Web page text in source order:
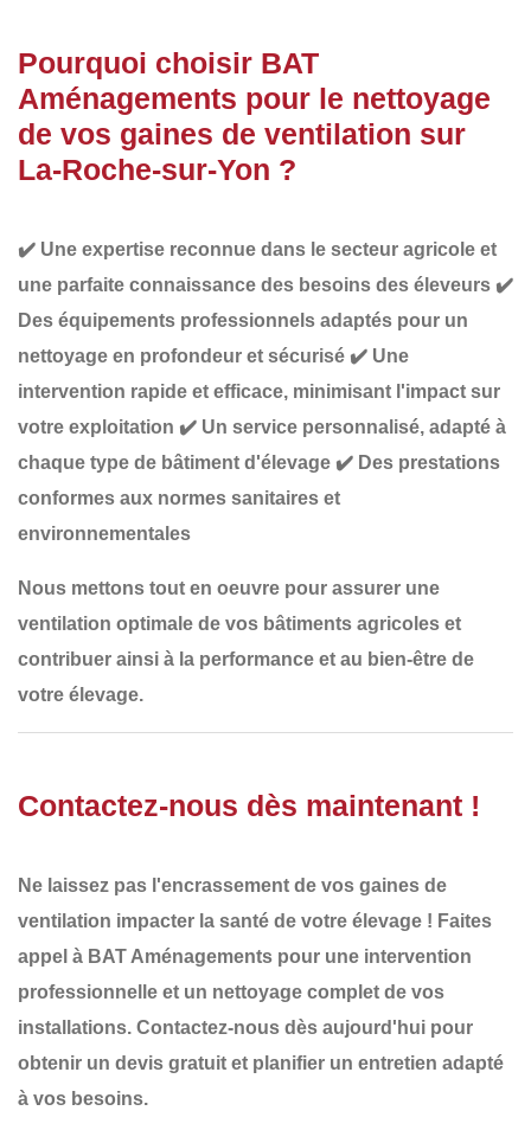
Pourquoi choisir BAT
Aménagements pour le nettoyage
de vos gaines de ventilation sur
La-Roche-sur-Yon ?
✔️ Une expertise reconnue dans le secteur agricole et
une parfaite connaissance des besoins des éleveurs ✔️
Des équipements professionnels adaptés pour un
nettoyage en profondeur et sécurisé ✔️ Une
intervention rapide et efficace, minimisant l'impact sur
votre exploitation ✔️ Un service personnalisé, adapté à
chaque type de bâtiment d'élevage ✔️ Des prestations
conformes aux normes sanitaires et
environnementales
Nous mettons tout en oeuvre pour assurer une
ventilation optimale de vos bâtiments agricoles et
contribuer ainsi à la performance et au bien-être de
votre élevage.
Contactez-nous dès maintenant !
Ne laissez pas l'encrassement de vos gaines de
ventilation impacter la santé de votre élevage ! Faites
appel à BAT Aménagements pour une intervention
professionnelle et un nettoyage complet de vos
installations. Contactez-nous dès aujourd'hui pour
obtenir un devis gratuit et planifier un entretien adapté
à vos besoins.